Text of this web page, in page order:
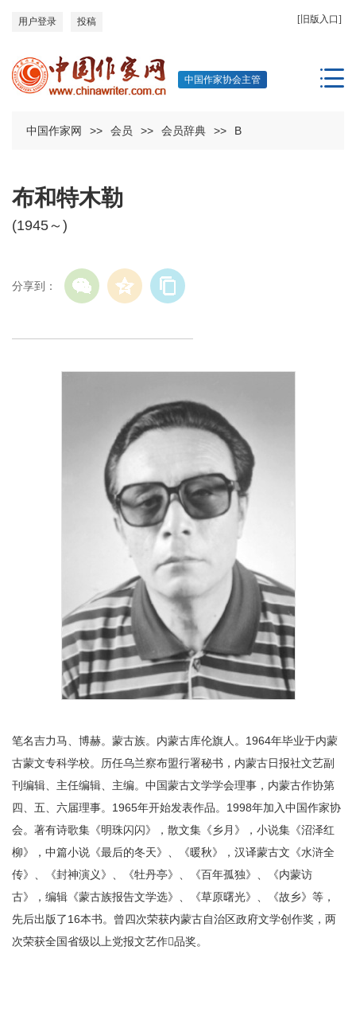
[旧版入口]
用户登录 投稿
中国作家协会主管
中国作家网 >> 会员 >> 会员辞典 >> B
布和特木勒
(1945～)
分享到：
笔名吉力马、博赫。蒙古族。内蒙古库伦旗人。1964年毕业于内蒙
古蒙文专科学校。历任乌兰察布盟行署秘书，内蒙古日报社文艺副
刊编辑、主任编辑、主编。中国蒙古文学学会理事，内蒙古作协第
四、五、六届理事。1965年开始发表作品。1998年加入中国作家协
会。著有诗歌集《明珠闪闪》，散文集《乡月》，小说集《沼泽红
柳》，中篇小说《最后的冬天》、《暖秋》，汉译蒙古文《水浒全
传》、《封神演义》、《牡丹亭》、《百年孤独》、《内蒙访
古》，编辑《蒙古族报告文学选》、《草原曙光》、《故乡》等，
先后出版了16本书。曾四次荣获内蒙古自治区政府文学创作奖，两
次荣获全国省级以上党报文艺作品奖。